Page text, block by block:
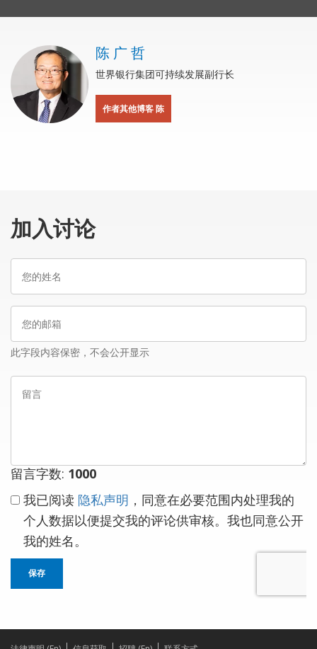
陈 广 哲
世界银行集团可持续发展副行长
作者其他博客 陈
加入讨论
您
您
邮
此字段内容保密，不会公开显示
留
留言字数: 1000
我已阅读 隐私声明 ，同意在必要范围内处理我的
个人数据以便提交我的评论供审核。我也同意公开
我的姓名。
保存